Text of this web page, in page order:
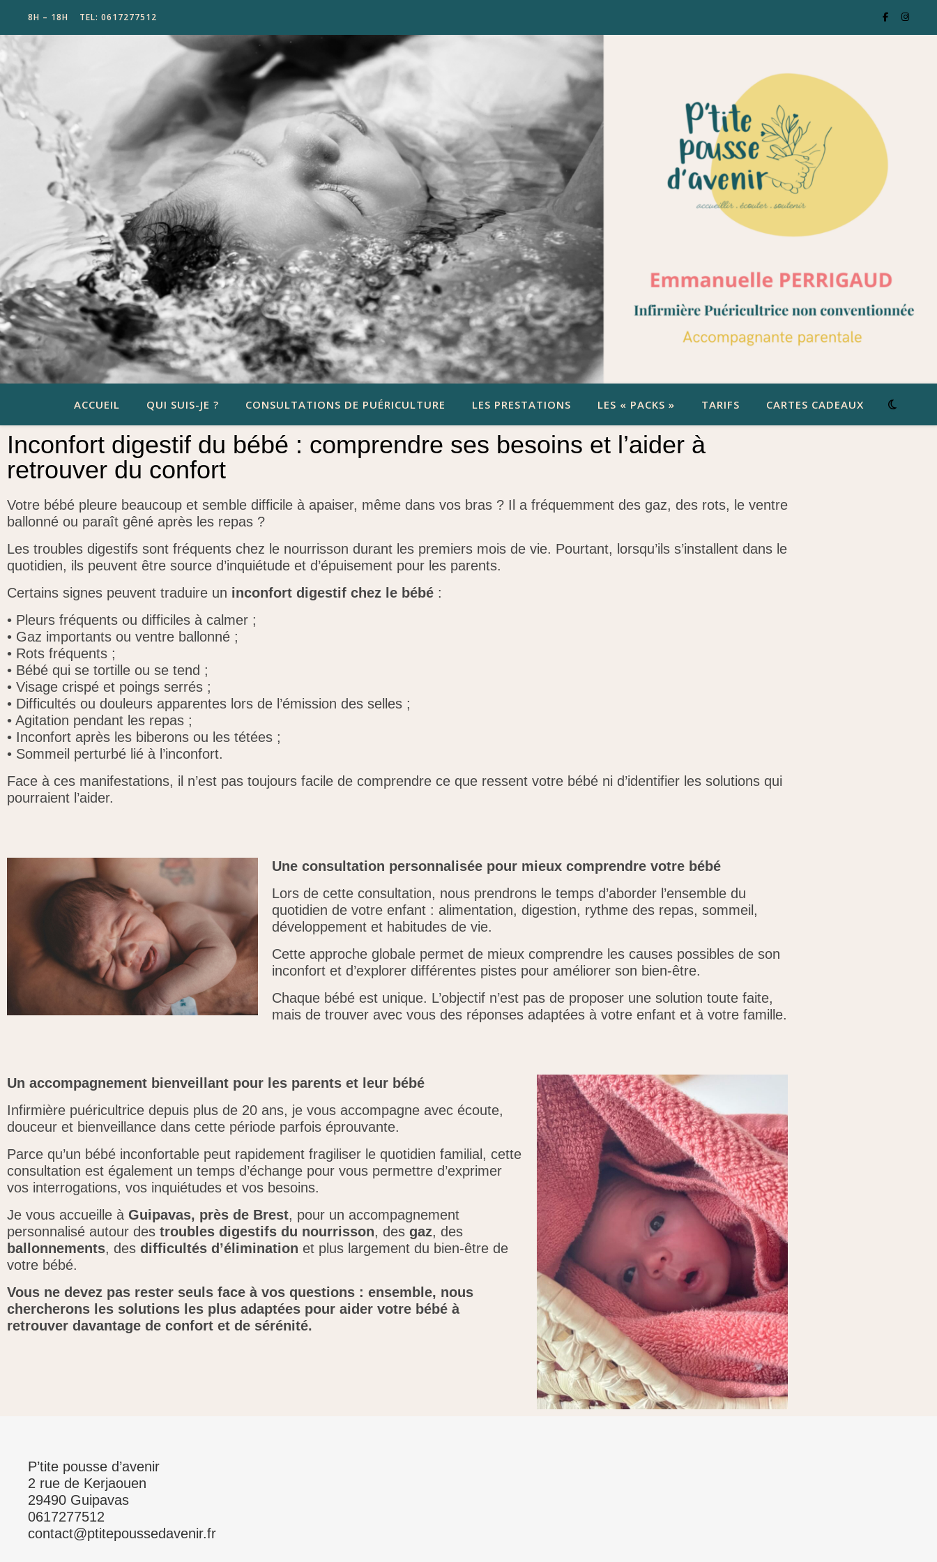
8H – 18H TEL: 0617277512
ACCUEIL QUI SUIS-JE ? CONSULTATIONS DE PUÉRICULTURE LES PRESTATIONS LES « PACKS » TARIFS CARTES CADEAUX
Inconfort digestif du bébé : comprendre ses besoins et l’aider à
retrouver du confort
Votre bébé pleure beaucoup et semble difficile à apaiser, même dans vos bras ? Il a fréquemment des gaz, des rots, le ventre
ballonné ou paraît gêné après les repas ?
Les troubles digestifs sont fréquents chez le nourrisson durant les premiers mois de vie. Pourtant, lorsqu’ils s’installent dans le
quotidien, ils peuvent être source d’inquiétude et d’épuisement pour les parents.
Certains signes peuvent traduire un inconfort digestif chez le bébé :
• Pleurs fréquents ou difficiles à calmer ;
• Gaz importants ou ventre ballonné ;
• Rots fréquents ;
• Bébé qui se tortille ou se tend ;
• Visage crispé et poings serrés ;
• Difficultés ou douleurs apparentes lors de l’émission des selles ;
• Agitation pendant les repas ;
• Inconfort après les biberons ou les tétées ;
• Sommeil perturbé lié à l’inconfort.
Face à ces manifestations, il n’est pas toujours facile de comprendre ce que ressent votre bébé ni d’identifier les solutions qui
pourraient l’aider.
Une consultation personnalisée pour mieux comprendre votre bébé
Lors de cette consultation, nous prendrons le temps d’aborder l’ensemble du
quotidien de votre enfant : alimentation, digestion, rythme des repas, sommeil,
développement et habitudes de vie.
Cette approche globale permet de mieux comprendre les causes possibles de son
inconfort et d’explorer différentes pistes pour améliorer son bien-être.
Chaque bébé est unique. L’objectif n’est pas de proposer une solution toute faite,
mais de trouver avec vous des réponses adaptées à votre enfant et à votre famille.
Un accompagnement bienveillant pour les parents et leur bébé
Infirmière puéricultrice depuis plus de 20 ans, je vous accompagne avec écoute,
douceur et bienveillance dans cette période parfois éprouvante.
Parce qu’un bébé inconfortable peut rapidement fragiliser le quotidien familial, cette
consultation est également un temps d’échange pour vous permettre d’exprimer
vos interrogations, vos inquiétudes et vos besoins.
Je vous accueille à Guipavas, près de Brest, pour un accompagnement
personnalisé autour des troubles digestifs du nourrisson, des gaz, des
ballonnements, des difficultés d’élimination et plus largement du bien-être de
votre bébé.
Vous ne devez pas rester seuls face à vos questions : ensemble, nous
chercherons les solutions les plus adaptées pour aider votre bébé à
retrouver davantage de confort et de sérénité.
P’tite pousse d’avenir
2 rue de Kerjaouen
29490 Guipavas
0617277512
contact@ptitepoussedavenir.fr